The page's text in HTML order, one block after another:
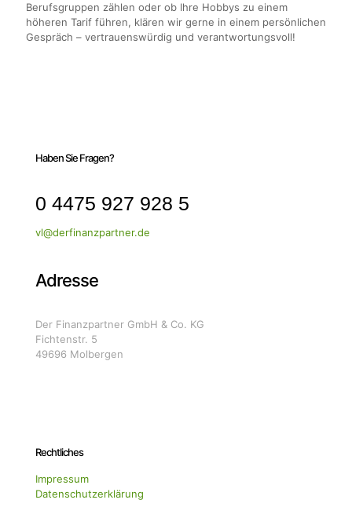
Berufsgruppen zählen oder ob Ihre Hobbys zu einem
höheren Tarif führen, klären wir gerne in einem persönlichen
Gespräch – vertrauenswürdig und verantwortungsvoll!
Haben Sie Fragen?
0 4475 927 928 5
vl@derfinanzpartner.de
Adresse
Der Finanzpartner GmbH & Co. KG
Fichtenstr. 5
49696 Molbergen
Rechtliches
Impressum
Datenschutzerklärung